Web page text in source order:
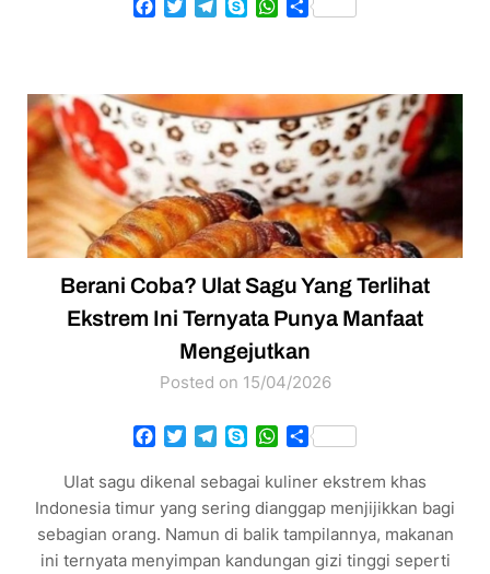
Facebook
TwitterTelegram
SkypeWhatsApp
Share
Berani Coba? Ulat Sagu Yang Terlihat
Ekstrem Ini Ternyata Punya Manfaat
Mengejutkan
Posted on 15/04/2026
Facebook
TwitterTelegram
SkypeWhatsApp
Share
Ulat sagu dikenal sebagai kuliner ekstrem khas
Indonesia timur yang sering dianggap menjijikkan bagi
sebagian orang. Namun di balik tampilannya, makanan
ini ternyata menyimpan kandungan gizi tinggi seperti